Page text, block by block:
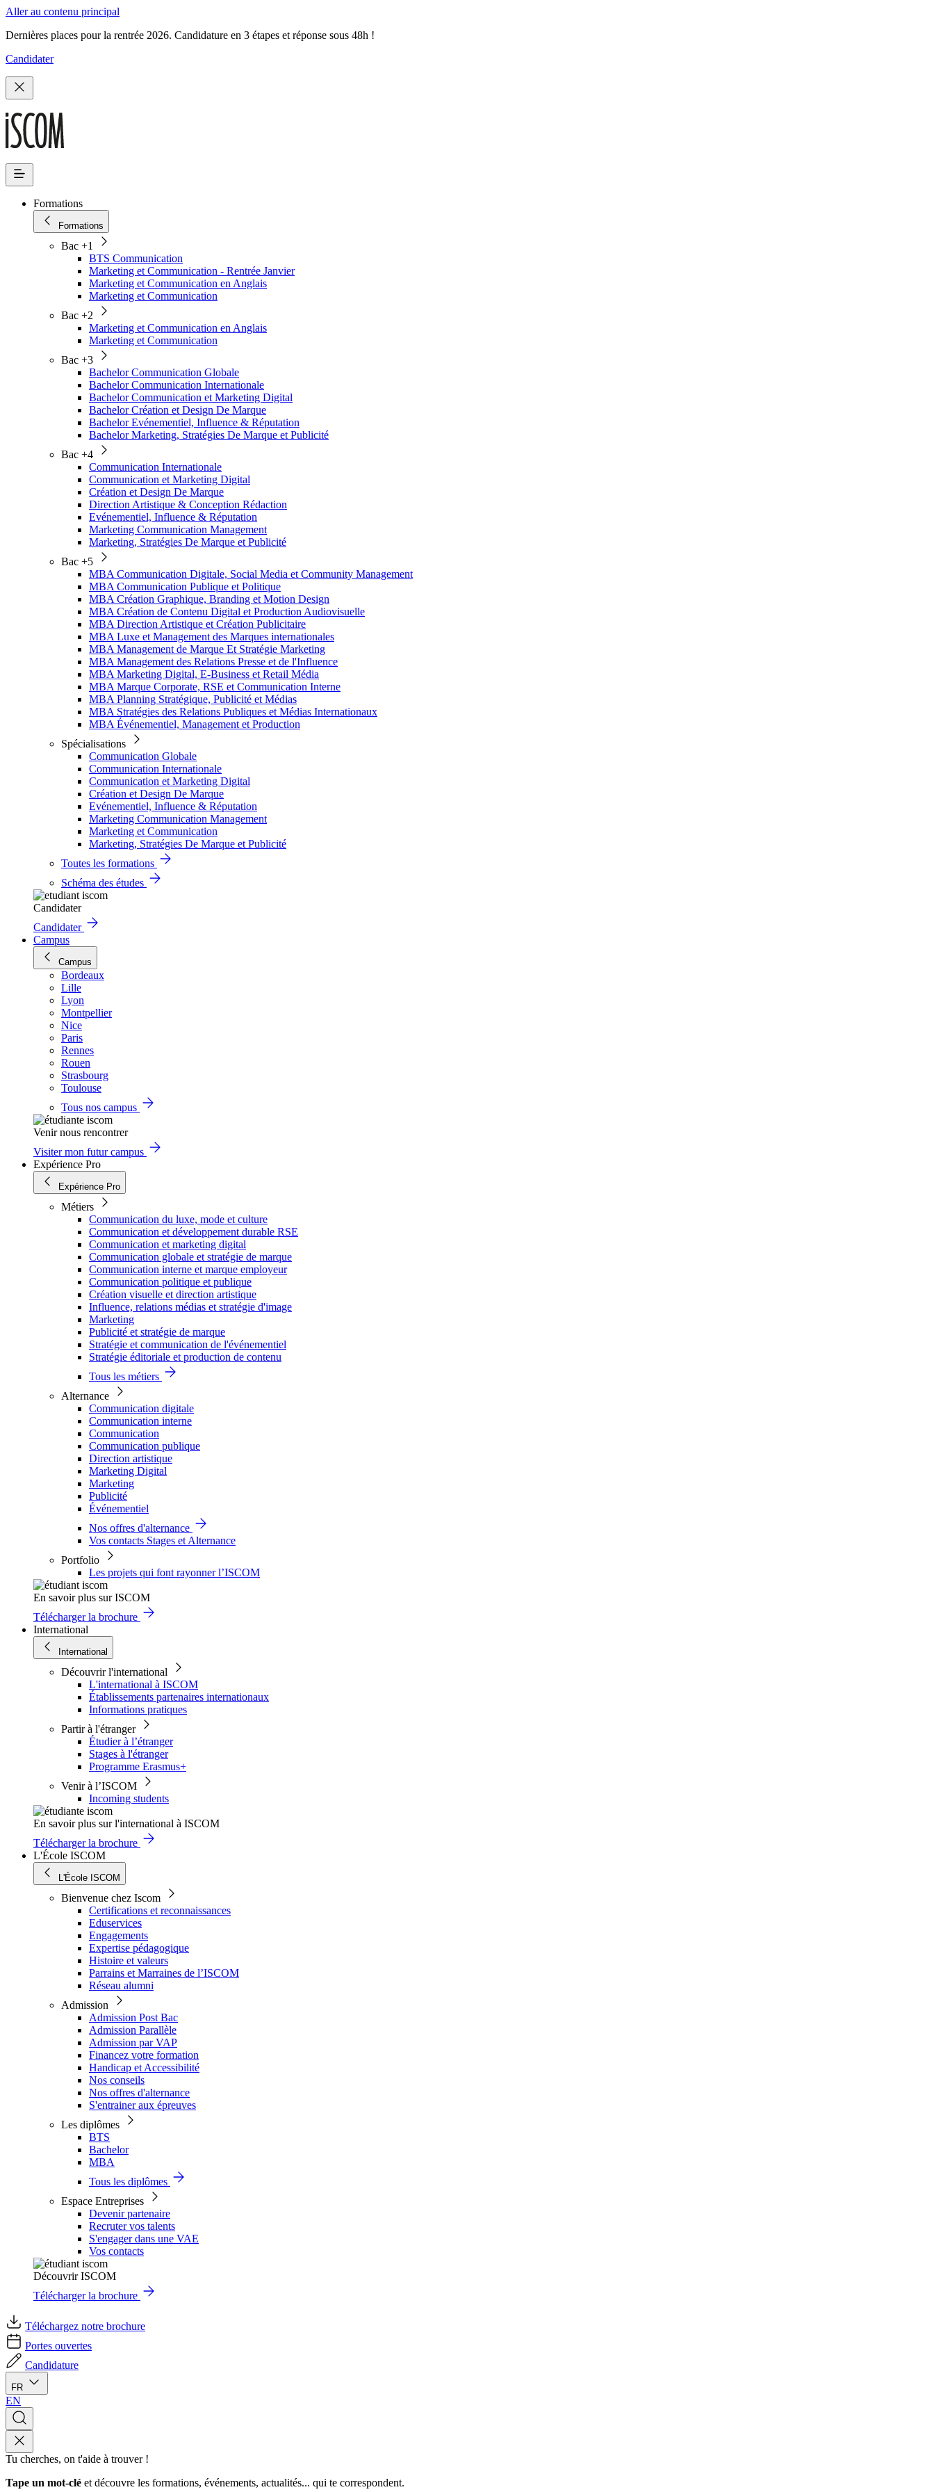
Aller au contenu principal
Dernières places pour la rentrée 2026. Candidature en 3 étapes et réponse sous 48h !
Candidater
Formations
Formations
Bac +1
BTS Communication
Marketing et Communication - Rentrée Janvier
Marketing et Communication en Anglais
Marketing et Communication
Bac +2
Marketing et Communication en Anglais
Marketing et Communication
Bac +3
Bachelor Communication Globale
Bachelor Communication Internationale
Bachelor Communication et Marketing Digital
Bachelor Création et Design De Marque
Bachelor Evénementiel, Influence & Réputation
Bachelor Marketing, Stratégies De Marque et Publicité
Bac +4
Communication Internationale
Communication et Marketing Digital
Création et Design De Marque
Direction Artistique & Conception Rédaction
Evénementiel, Influence & Réputation
Marketing Communication Management
Marketing, Stratégies De Marque et Publicité
Bac +5
MBA Communication Digitale, Social Media et Community Management
MBA Communication Publique et Politique
MBA Création Graphique, Branding et Motion Design
MBA Création de Contenu Digital et Production Audiovisuelle
MBA Direction Artistique et Création Publicitaire
MBA Luxe et Management des Marques internationales
MBA Management de Marque Et Stratégie Marketing
MBA Management des Relations Presse et de l'Influence
MBA Marketing Digital, E-Business et Retail Média
MBA Marque Corporate, RSE et Communication Interne
MBA Planning Stratégique, Publicité et Médias
MBA Stratégies des Relations Publiques et Médias Internationaux
MBA Événementiel, Management et Production
Spécialisations
Communication Globale
Communication Internationale
Communication et Marketing Digital
Création et Design De Marque
Evénementiel, Influence & Réputation
Marketing Communication Management
Marketing et Communication
Marketing, Stratégies De Marque et Publicité
Toutes les formations
Schéma des études
Candidater
Candidater
Campus
Campus
Bordeaux
Lille
Lyon
Montpellier
Nice
Paris
Rennes
Rouen
Strasbourg
Toulouse
Tous nos campus
Venir nous rencontrer
Visiter mon futur campus
Expérience Pro
Expérience Pro
Métiers
Communication du luxe, mode et culture
Communication et développement durable RSE
Communication et marketing digital
Communication globale et stratégie de marque
Communication interne et marque employeur
Communication politique et publique
Création visuelle et direction artistique
Influence, relations médias et stratégie d'image
Marketing
Publicité et stratégie de marque
Stratégie et communication de l'événementiel
Stratégie éditoriale et production de contenu
Tous les métiers
Alternance
Communication digitale
Communication interne
Communication
Communication publique
Direction artistique
Marketing Digital
Marketing
Publicité
Événementiel
Nos offres d'alternance
Vos contacts Stages et Alternance
Portfolio
Les projets qui font rayonner l’ISCOM
En savoir plus sur ISCOM
Télécharger la brochure
International
International
Découvrir l'international
L'international à ISCOM
Établissements partenaires internationaux
Informations pratiques
Partir à l'étranger
Étudier à l’étranger
Stages à l'étranger
Programme Erasmus+
Venir à l’ISCOM
Incoming students
En savoir plus sur l'international à ISCOM
Télécharger la brochure
L'École ISCOM
L'École ISCOM
Bienvenue chez Iscom
Certifications et reconnaissances
Eduservices
Engagements
Expertise pédagogique
Histoire et valeurs
Parrains et Marraines de l’ISCOM
Réseau alumni
Admission
Admission Post Bac
Admission Parallèle
Admission par VAP
Financez votre formation
Handicap et Accessibilité
Nos conseils
Nos offres d'alternance
S'entrainer aux épreuves
Les diplômes
BTS
Bachelor
MBA
Tous les diplômes
Espace Entreprises
Devenir partenaire
Recruter vos talents
S'engager dans une VAE
Vos contacts
Découvrir ISCOM
Télécharger la brochure
Téléchargez notre brochure
Portes ouvertes
Candidature
FR
EN
Tu cherches, on t'aide à trouver !
Tape un mot-clé et découvre les formations, événements, actualités... qui te correspondent.